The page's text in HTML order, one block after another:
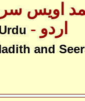
اویس
- اردو
and